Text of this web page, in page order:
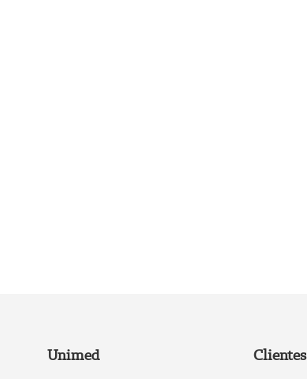
Unimed Clientes